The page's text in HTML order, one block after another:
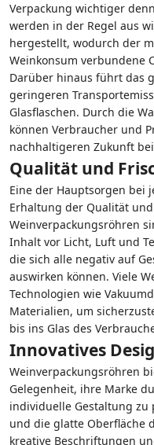
Verpackung wichtiger
werden in der Regel aus
hergestellt, wodurch der
Weinkonsum verbundene
Darüber hinaus führt das
geringeren
Glasflaschen. Durch die
können Verbraucher und
nachhaltigeren Zukunft
Qualität und
Eine der Hauptsorgen bei
Erhaltung der Qualität
Weinverpackungsröhren
Inhalt vor Licht, Luft und
die sich alle negativ auf
auswirken können. Viele
Technologien wie
Materialien, um
bis ins Glas des
Innovatives
Weinverpackungsröhren
Gelegenheit, ihre Marke
individuelle Gestaltung zu
und die glatte Oberfläche
kreative Beschriftungen